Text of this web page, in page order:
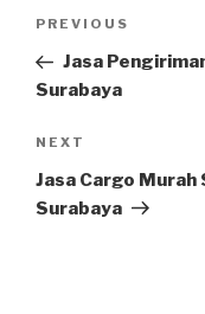
PREVIOUS
Jasa
Surabaya
NEXT
Jasa Cargo Murah
Surabaya